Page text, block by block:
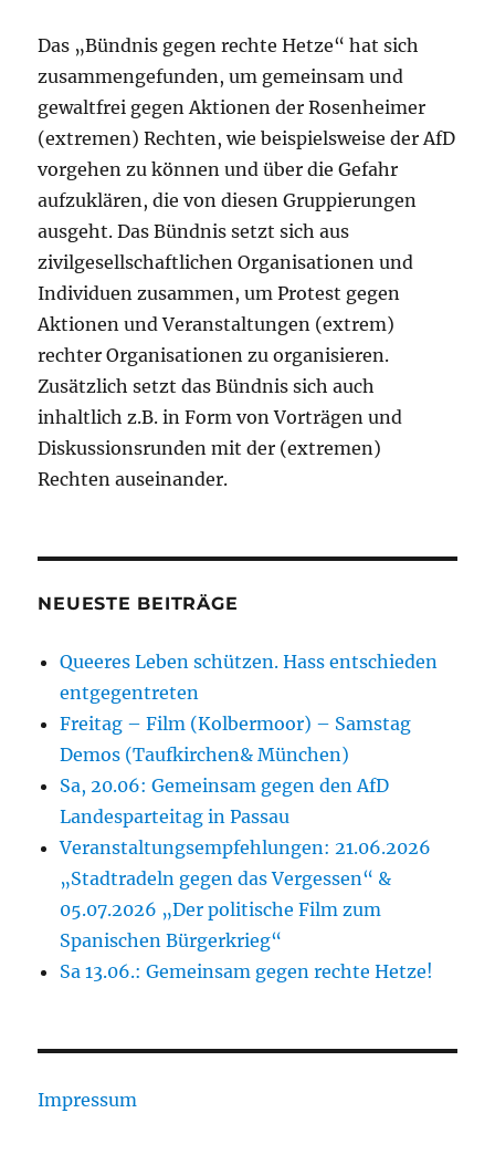
Das „Bündnis gegen rechte Hetze“ hat sich
zusammengefunden, um gemeinsam und
gewaltfrei gegen Aktionen der Rosenheimer
(extremen) Rechten, wie beispielsweise der AfD
vorgehen zu können und über die Gefahr
aufzuklären, die von diesen Gruppierungen
ausgeht. Das Bündnis setzt sich aus
zivilgesellschaftlichen Organisationen und
Individuen zusammen, um Protest gegen
Aktionen und Veranstaltungen (extrem)
rechter Organisationen zu organisieren.
Zusätzlich setzt das Bündnis sich auch
inhaltlich z.B. in Form von Vorträgen und
Diskussionsrunden mit der (extremen)
Rechten auseinander.
NEUESTE BEITRÄGE
Queeres Leben schützen. Hass entschieden
entgegentreten
Freitag – Film (Kolbermoor) – Samstag
Demos (Taufkirchen& München)
Sa, 20.06: Gemeinsam gegen den AfD
Landesparteitag in Passau
Veranstaltungsempfehlungen: 21.06.2026
„Stadtradeln gegen das Vergessen“ &
05.07.2026 „Der politische Film zum
Spanischen Bürgerkrieg“
Sa 13.06.: Gemeinsam gegen rechte Hetze!
Impressum